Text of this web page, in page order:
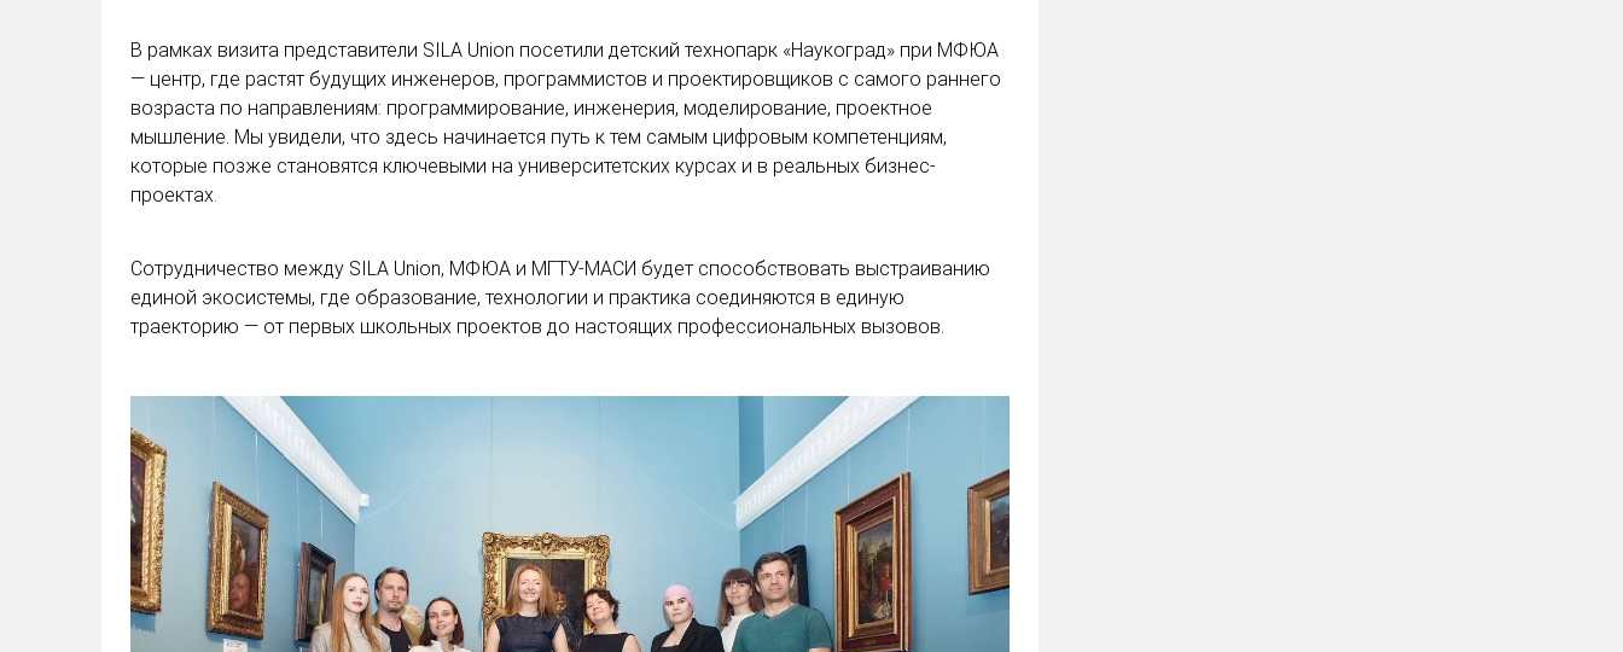
В рамках визита представители SILA Union посетили детский технопарк «Наукоград» при МФЮА
— центр, где растят будущих инженеров, программистов и проектировщиков с самого раннего
возраста по направлениям: программирование, инженерия, моделирование, проектное
мышление. Мы увидели, что здесь начинается путь к тем самым цифровым компетенциям,
которые позже становятся ключевыми на университетских курсах и в реальных бизнес-
проектах.
Сотрудничество между SILA Union, МФЮА и МГТУ-МАСИ будет способствовать выстраиванию
единой экосистемы, где образование, технологии и практика соединяются в единую
траекторию — от первых школьных проектов до настоящих профессиональных вызовов.